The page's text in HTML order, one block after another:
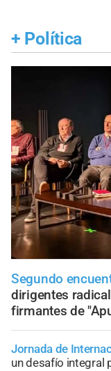
+ Política
Segundo
dirigentes
firmantes de
Jornada de
un desafío integral